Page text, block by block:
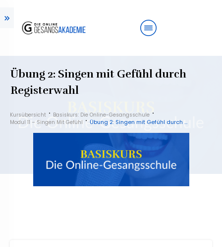
Übung 2: Singen mit Gefühl durch
Registerwahl
Kursübersicht
Basiskurs: Die Online-Gesangsschule
Modul 11 – Singen Mit Gefühl
Übung 2: Singen mit Gefühl durch Registerwahl